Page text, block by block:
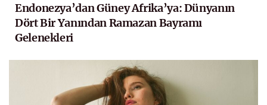
Endonezya’dan Güney Afrika’ya: Dünyanın
Dört Bir Yanından Ramazan Bayramı
Gelenekleri